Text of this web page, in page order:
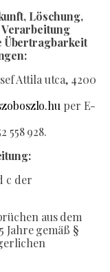
Löschung,
Übertragbarkeit
Attila utca, 4200
per E-
558 928.
c der
aus dem
gemäß §